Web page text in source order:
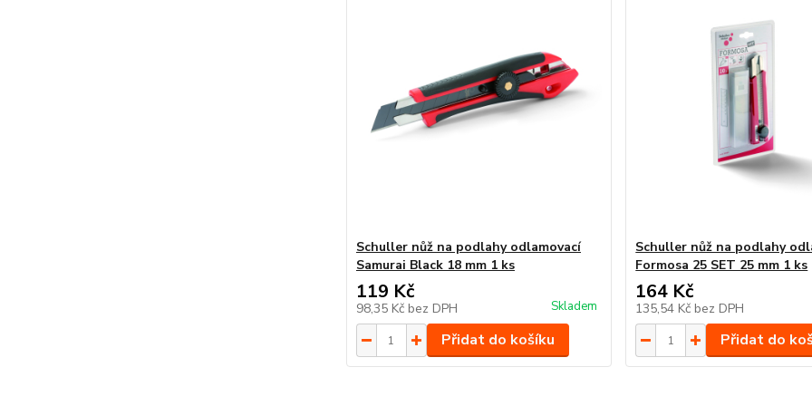
Schuller nůž na podlahy odlamovací
Samurai Black 18 mm 1 ks
119 Kč
98,35 Kč bez DPH Skladem
Přidat do košíku
Schuller nůž na podlahy
Formosa 25 SET 25 mm 1 ks
164 Kč
135,54 Kč bez DPH
Přidat do